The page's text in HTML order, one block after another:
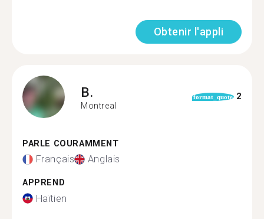
Obtenir l'appli
B.
Montreal
format_quote 2
PARLE COURAMMENT
Français Anglais
APPREND
Haïtien